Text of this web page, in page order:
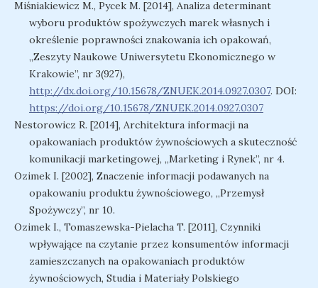
Miśniakiewicz M., Pycek M. [2014], Analiza determinant
wyboru produktów spożywczych marek własnych i
określenie poprawności znakowania ich opakowań,
„Zeszyty Naukowe Uniwersytetu Ekonomicznego w
Krakowie”, nr 3(927),
http://dx.doi.org/10.15678/ZNUEK.2014.0927.0307. DOI:
https://doi.org/10.15678/ZNUEK.2014.0927.0307
Nestorowicz R. [2014], Architektura informacji na
opakowaniach produktów żywnościowych a skuteczność
komunikacji marketingowej, „Marketing i Rynek”, nr 4.
Ozimek I. [2002], Znaczenie informacji podawanych na
opakowaniu produktu żywnościowego, „Przemysł
Spożywczy”, nr 10.
Ozimek I., Tomaszewska-Pielacha T. [2011], Czynniki
wpływające na czytanie przez konsumentów informacji
zamieszczanych na opakowaniach produktów
żywnościowych, Studia i Materiały Polskiego